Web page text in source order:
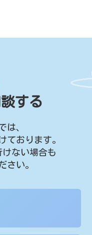
する
は、
ております。
ない場合も
さい。